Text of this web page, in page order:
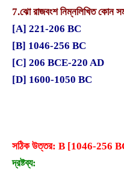
7.ঝো রাজবংশ নিম্নলিখিত কোন
[A] 221-206 BC
[B] 1046-256 BC
[C] 206 BCE-220 AD
[D] 1600-1050 BC
সঠিক উত্তর: B [1046-256
দ্রষ্টব্য: